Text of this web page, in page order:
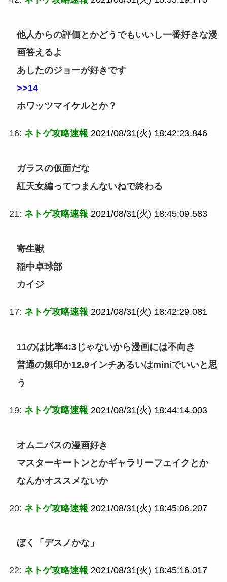
他人からの評価とかどうでもいいし一番好きな漫
画答えるよ
あしたのジョーが好きです
>>14
ホワッツマイケルとか？
16: ネトゲ攻略速報 2021/08/31(火) 18:42:23.846
ガラスの仮面だな
紅天女編ってつまんないねで終わる
21: ネトゲ攻略速報 2021/08/31(火) 18:45:09.583
寄生獣
稲中卓球部
カイジ
17: ネトゲ攻略速報 2021/08/31(火) 18:42:29.081
11のは比率4:3じゃないから漫画には不向き
普通の無印か12.9インチあるいはminiでいいと思
う
19: ネトゲ攻略速報 2021/08/31(火) 18:44:14.003
オムニバスの漫画好き
マスターキートンとかギャラリーフェイクとか
なんかオススメないか
20: ネトゲ攻略速報 2021/08/31(火) 18:45:06.207
ぼく「デスノかな」
22: ネトゲ攻略速報 2021/08/31(火) 18:45:16.017